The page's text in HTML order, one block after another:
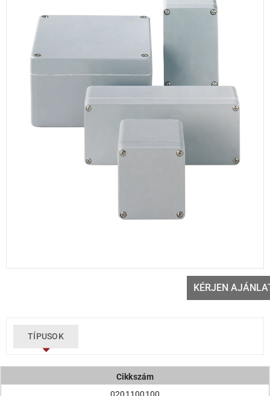
KÉRJEN
TÍPUSOK
Cikkszám